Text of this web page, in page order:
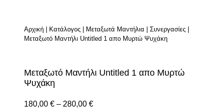
Αρχική | Κατάλογος | Μεταξωτά Μαντήλια | Συνεργασίες |
Μεταξωτό Μαντήλι Untitled 1 απο Μυρτώ Ψυχάκη
Μεταξωτό Μαντήλι Untitled 1 απο Μυρτώ
Ψυχάκη
180,00 € – 280,00 €Price